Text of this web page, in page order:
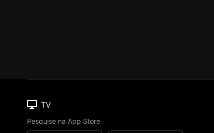
TV
Pesquise na App Store